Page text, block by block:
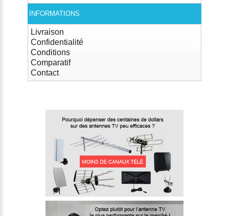
INFORMATIONS
Livraison
Confidentialité
Conditions
Comparatif
Contact